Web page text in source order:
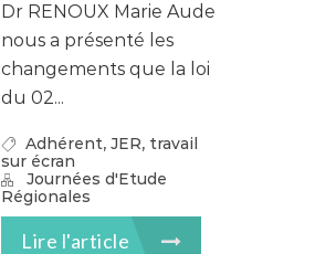
Dr RENOUX Marie Aude
nous a présenté les
changements que la loi
du 02...
Adhérent, JER, travail
sur écran
Journées d'Etude
Régionales
Lire l'article